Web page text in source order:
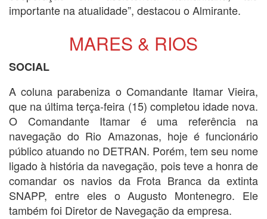
importante na atualidade”, destacou o Almirante.
MARES & RIOS
SOCIAL
A coluna parabeniza o Comandante Itamar Vieira,
que na última terça-feira (15) completou idade nova.
O Comandante Itamar é uma referência na
navegação do Rio Amazonas, hoje é funcionário
público atuando no DETRAN. Porém, tem seu nome
ligado à história da navegação, pois teve a honra de
comandar os navios da Frota Branca da extinta
SNAPP, entre eles o Augusto Montenegro. Ele
também foi Diretor de Navegação da empresa.